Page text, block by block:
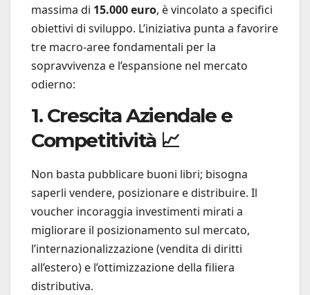
massima di 15.000 euro, è vincolato a specifici
obiettivi di sviluppo. L’iniziativa punta a favorire
tre macro-aree fondamentali per la
sopravvivenza e l’espansione nel mercato
odierno:
1. Crescita Aziendale e
Competitività 📈
Non basta pubblicare buoni libri; bisogna
saperli vendere, posizionare e distribuire. Il
voucher incoraggia investimenti mirati a
migliorare il posizionamento sul mercato,
l’internazionalizzazione (vendita di diritti
all’estero) e l’ottimizzazione della filiera
distributiva.